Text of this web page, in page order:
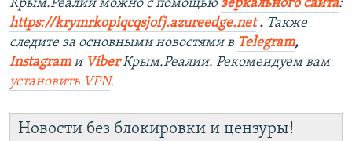
Крым.Реалии можно с помощью зеркального сайта:
https://krymrkopiqcqsjofj.azureedge.net​. Также
следите за основными новостями в Telegram,
Instagram и ViberКрым.Реалии. Рекомендуем вам
установить VPN.
Новости без блокировки и цензуры!